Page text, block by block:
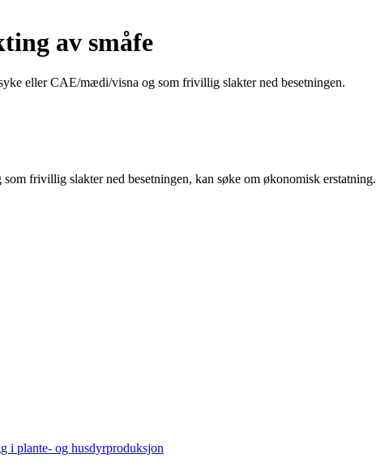
av småfe
eller CAE/mædi/visna og som frivillig slakter ned besetningen.
frivillig slakter ned besetningen, kan søke om økonomisk erstatning.
i plante- og husdyrproduksjon